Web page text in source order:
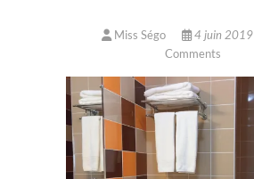
Miss Ségo 4 juin 2019
Comments